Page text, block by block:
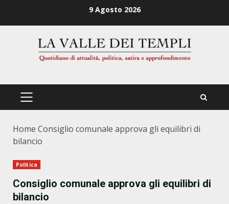
9 Agosto 2026
PRIMÄRES
Home Consiglio comunale approva gli equilibri di
bilancio
Politica
Consiglio comunale approva gli equilibri di
bilancio